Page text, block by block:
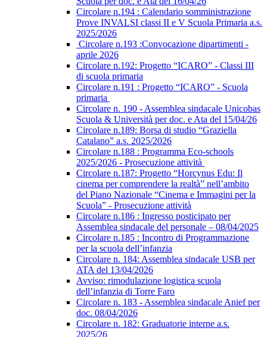
Circolare n.194 : Calendario somministrazione
Prove INVALSI classi II e V Scuola Primaria a.s.
2025/2026
Circolare n.193 :Convocazione dipartimenti -
aprile 2026
Circolare n.192: Progetto “ICARO” - Classi III
di scuola primaria
Circolare n.191 : Progetto “ICARO” - Scuola
primaria
Circolare n. 190 - Assemblea sindacale Unicobas
Scuola & Università per doc. e Ata del 15/04/26
Circolare n.189: Borsa di studio “Graziella
Catalano” a.s. 2025/2026
Circolare n.188 : Programma Eco-schools
2025/2026 - Prosecuzione attività
Circolare n.187: Progetto “Horcynus Edu: Il
cinema per comprendere la realtà” nell’ambito
del Piano Nazionale “Cinema e Immagini per la
Scuola” - Prosecuzione attività
Circolare n.186 : Ingresso posticipato per
Assemblea sindacale del personale – 08/04/2025
Circolare n.185 : Incontro di Programmazione
per la scuola dell’infanzia
Circolare n. 184: Assemblea sindacale USB per
ATA del 13/04/2026
Avviso: rimodulazione logistica scuola
dell’infanzia di Torre Faro
Circolare n. 183 - Assemblea sindacale Anief per
doc. 08/04/2026
Circolare n. 182: Graduatorie interne a.s.
2025/26